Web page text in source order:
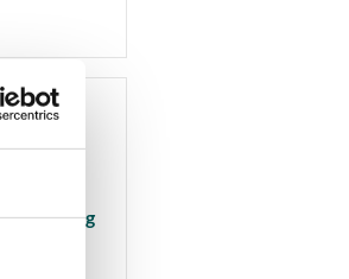
og